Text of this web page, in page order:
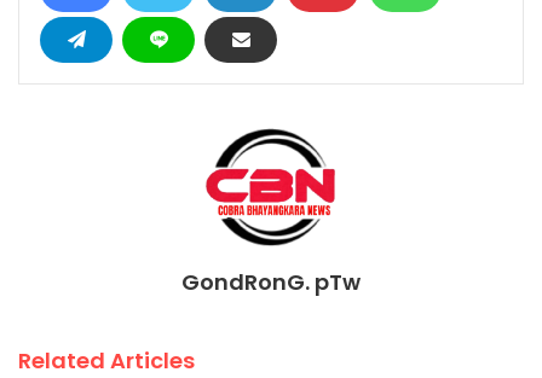
GondRonG. pTw
Related Articles